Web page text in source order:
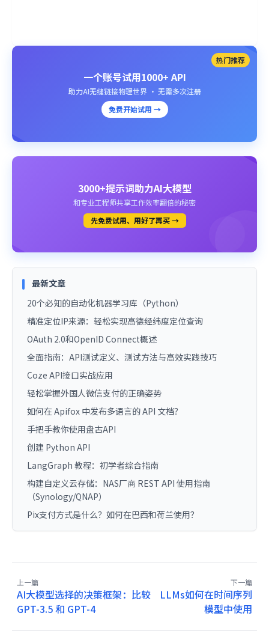
热门推荐
一个账号试用1000+ API
助力AI无缝链接物理世界 · 无需多次注册
免费开始试用 →
3000+提示词助力AI大模型
和专业工程师共享工作效率翻倍的秘密
先免费试用、用好了再买 →
最新文章
20个必知的自动化机器学习库（Python）
精准定位IP来源：轻松实现高德经纬度定位查询
OAuth 2.0和OpenID Connect概述
全面指南：API测试定义、测试方法与高效实践技巧
Coze API接口实战应用
轻松掌握外国人微信支付的正确姿势
如何在 Apifox 中发布多语言的 API 文档？
手把手教你使用盘古API
创建 Python API
LangGraph 教程：初学者综合指南
构建自定义云存储：NAS厂商 REST API 使用指南
（Synology/QNAP）
Pix支付方式是什么？如何在巴西和荷兰使用？
上一篇
AI大模型选择的决策框架：比较
GPT-3.5 和 GPT-4
下一篇
LLMs如何在时间序列
模型中使用